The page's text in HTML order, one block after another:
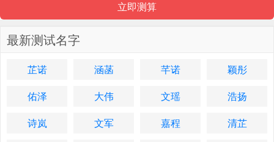
最新测试名字
芷诺 涵菡 芊诺
颖彤
佑泽
大伟 文瑶
浩扬
诗岚
文军 嘉程
清芷